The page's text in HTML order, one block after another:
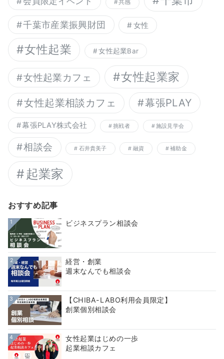
共感
千葉市産業振興財団 女性
女性起業 女性起業Bar
女性起業カフェ 女性起業家
女性起業相談カフェ 幕張PLAY
幕張PLAY株式会社 挑戦者 施設見学会
相談会 石井貴美子 融資 補助金
起業家
おすすめ記事
1 ビジネスプラン相談会
2
経営・創業
週末なんでも相談会
3
【CHIBA-LABO利用会員限定】
創業個別相談会
4
女性起業はじめの一歩
起業相談カフェ